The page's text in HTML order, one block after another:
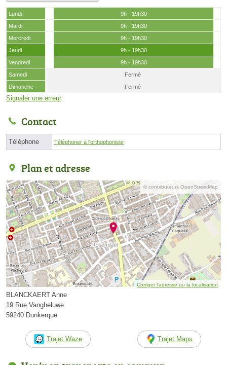
Lundi
9h - 19h30
Mardi
9h - 19h30
Mercredi
9h - 19h30
Jeudi
9h - 19h30
Vendredi
9h - 19h30
Samedi
Fermé
Dimanche
Fermé
Signaler une erreur
Contact
Téléphone Téléphoner à l'orthophoniste
Plan et adresse
© contributeurs OpenStreetMap
Corriger l’adresse ou la localisation
BLANCKAERT Anne
19 Rue Vangheluwe
59240 Dunkerque
Trajet Waze Trajet Maps